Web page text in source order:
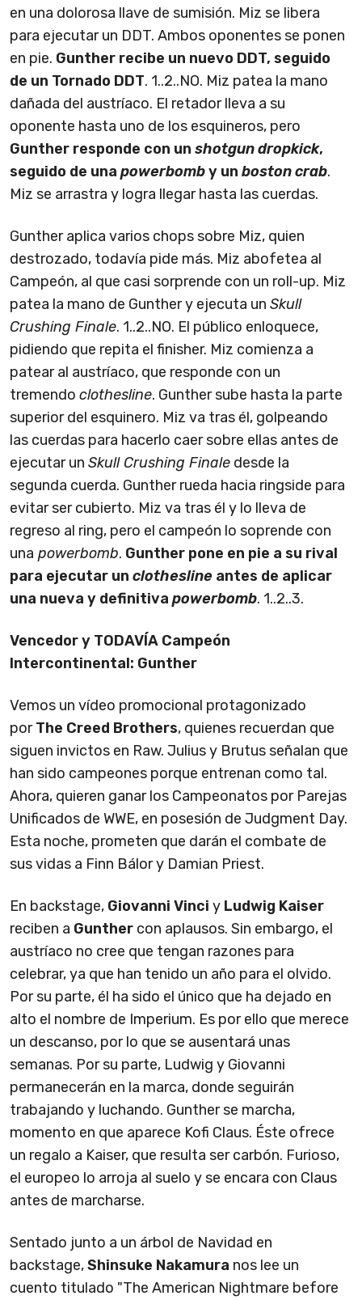
en una dolorosa llave de sumisión. Miz se libera
para ejecutar un DDT. Ambos oponentes se ponen
en pie. Gunther recibe un nuevo DDT, seguido
de un Tornado DDT. 1..2..NO. Miz patea la mano
dañada del austríaco. El retador lleva a su
oponente hasta uno de los esquineros, pero
Gunther responde con un shotgun dropkick,
seguido de una powerbomby un boston crab.
Miz se arrastra y logra llegar hasta las cuerdas.
Gunther aplica varios chops sobre Miz, quien
destrozado, todavía pide más. Miz abofetea al
Campeón, al que casi sorprende con un roll-up. Miz
patea la mano de Gunther y ejecuta un Skull
Crushing Finale. 1..2..NO. El público enloquece,
pidiendo que repita el finisher. Miz comienza a
patear al austríaco, que responde con un
tremendo clothesline. Gunther sube hasta la parte
superior del esquinero. Miz va tras él, golpeando
las cuerdas para hacerlo caer sobre ellas antes de
ejecutar un Skull Crushing Finale desde la
segunda cuerda. Gunther rueda hacia ringside para
evitar ser cubierto. Miz va tras él y lo lleva de
regreso al ring, pero el campeón lo soprende con
una powerbomb. Gunther pone en pie a su rival
para ejecutar un clothesline antes de aplicar
una nueva y definitiva powerbomb. 1..2..3.
Vencedor y TODAVÍA Campeón
Intercontinental: Gunther
Vemos un vídeo promocional protagonizado
porThe Creed Brothers, quienes recuerdan que
siguen invictos en Raw. Julius y Brutus señalan que
han sido campeones porque entrenan como tal.
Ahora, quieren ganar los Campeonatos por Parejas
Unificados de WWE, en posesión de Judgment Day.
Esta noche, prometen que darán el combate de
sus vidas a Finn Bálor y Damian Priest.
En backstage, Giovanni Vinci y Ludwig Kaiser
reciben a Gunther con aplausos. Sin embargo, el
austríaco no cree que tengan razones para
celebrar, ya que han tenido un año para el olvido.
Por su parte, él ha sido el único que ha dejado en
alto el nombre de Imperium. Es por ello que merece
un descanso, por lo que se ausentará unas
semanas. Por su parte, Ludwig y Giovanni
permanecerán en la marca, donde seguirán
trabajando y luchando. Gunther se marcha,
momento en que aparece Kofi Claus. Éste ofrece
un regalo a Kaiser, que resulta ser carbón. Furioso,
el europeo lo arroja al suelo y se encara con Claus
antes de marcharse.
Sentado junto a un árbol de Navidad en
backstage,Shinsuke Nakamura nos lee un
cuento titulado "The American Nightmare before